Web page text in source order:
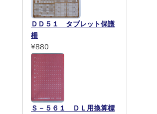
ＤＤ５１ タブレット保護
柵
¥880
Ｓ－５６１ ＤＬ用換算標